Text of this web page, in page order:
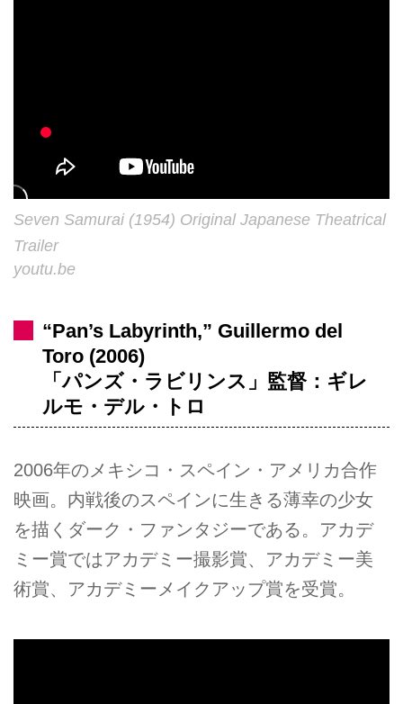
Seven Samurai (1954) Original Japanese Theatrical
Trailer
youtu.be
“Pan’s Labyrinth,” Guillermo del
Toro (2006)
「パンズ・ラビリンス」監督：ギレ
ルモ・デル・トロ
2006年のメキシコ・スペイン・アメリカ合作
映画。内戦後のスペインに生きる薄幸の少女
を描くダーク・ファンタジーである。アカデ
ミー賞ではアカデミー撮影賞、アカデミー美
術賞、アカデミーメイクアップ賞を受賞。